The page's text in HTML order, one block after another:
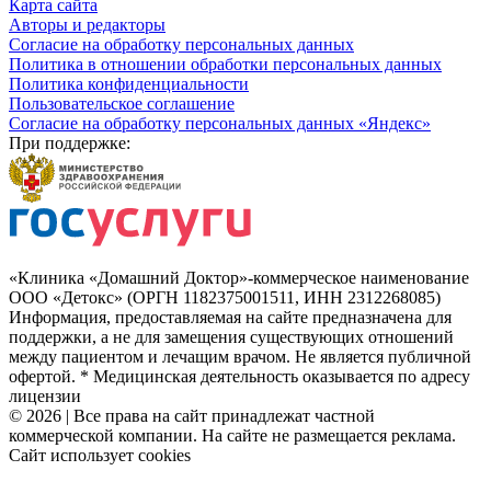
Карта сайта
Авторы и редакторы
Согласие на обработку персональных данных
Политика в отношении обработки персональных данных
Политика конфиденциальности
Пользовательское соглашение
Согласие на обработку персональных данных «Яндекс»
При поддержке:
«Клиника «Домашний Доктор»-коммерческое наименование
ООО «Детокс» (ОРГН 1182375001511, ИНН 2312268085)
Информация, предоставляемая на сайте предназначена для
поддержки, а не для замещения существующих отношений
между пациентом и лечащим врачом. Не является публичной
офертой. * Медицинская деятельность оказывается по адресу
лицензии
© 2026 | Все права на сайт принадлежат частной
коммерческой компании. На сайте не размещается реклама.
Сайт использует cookies